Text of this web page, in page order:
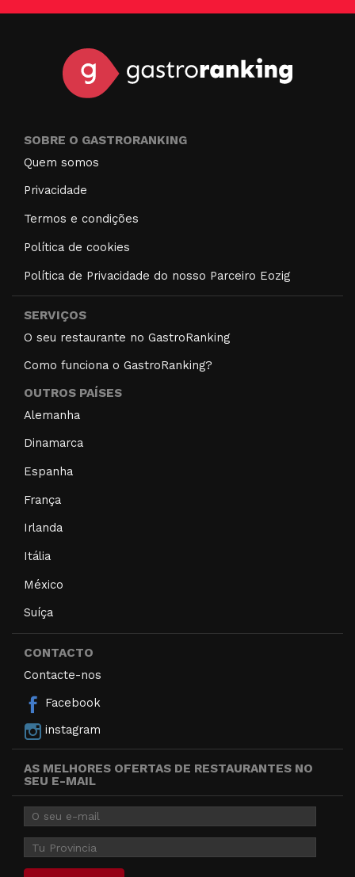
SOBRE O GASTRORANKING
Quem somos
Privacidade
Termos e condições
Política de cookies
Política de Privacidade do nosso Parceiro Eozig
SERVIÇOS
O seu restaurante no GastroRanking
Como funciona o GastroRanking?
OUTROS PAÍSES
Alemanha
Dinamarca
Espanha
França
Irlanda
Itália
México
Suíça
CONTACTO
Contacte-nos
Facebook
instagram
AS MELHORES OFERTAS DE RESTAURANTES NO
SEU E-MAIL